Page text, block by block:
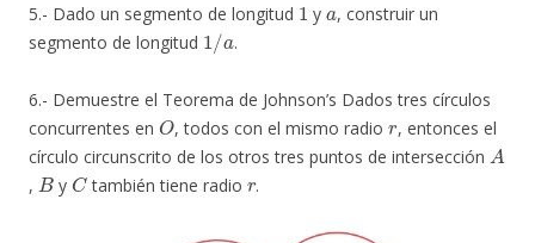
5.- Dado un segmento de longitud y , construir un
segmento de longitud
1/a
.
6.- Demuestre el Teorema de Johnson’s Dados tres círculos
concurrentes en
O
, todos con el mismo radio
r
, entonces el
círculo circunscrito de los otros tres puntos de intersección
A
,
B
y
C
también tiene radio
r
.